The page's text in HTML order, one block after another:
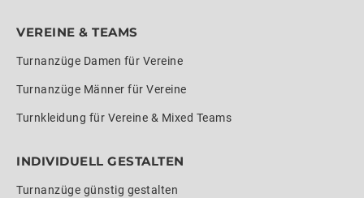
VEREINE & TEAMS
Turnanzüge Damen für Vereine
Turnanzüge Männer für Vereine
Turnkleidung für Vereine & Mixed Teams
INDIVIDUELL GESTALTEN
Turnanzüge günstig gestalten